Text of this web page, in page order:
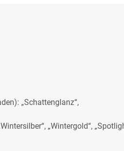
„Schattenglanz“,
„Wintergold“,